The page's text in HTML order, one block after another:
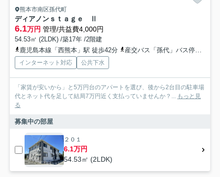
熊本市南区孫代町
ディアノンｓｔａｇｅ Ⅱ
6.1万円 管理/共益費4,000円
54.53㎡ (2LDK) /築17年 /2階建
鹿児島本線「西熊本」駅 徒歩42分
産交バス「孫代」バス停下車 徒歩2分
インターネット対応 公共下水
「家賃が安いから」と5万円台のアパートを選び、後から2台目の駐車場
代とネット代を足して結局7万円近く支払っていませんか？... もっと見
る
募集中の部屋
２０１
6.1万円
54.53㎡ (2LDK)